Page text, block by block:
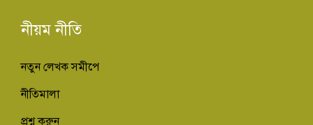
নীয়ম নীতি
নতুন লেখক সমীপে
নীতিমালা
প্রশ্ন করুন